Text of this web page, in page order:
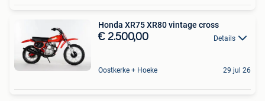
Honda XR75 XR80 vintage cross
€ 2.500,00 Details
Oostkerke + Hoeke 29 jul 26